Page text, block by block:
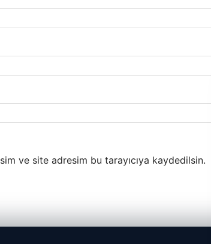
ve site adresim bu tarayıcıya kaydedilsin.